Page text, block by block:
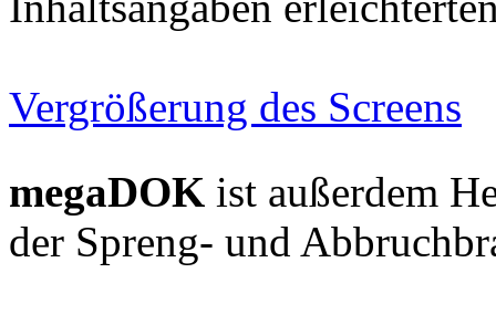
Vergrößerung des Screens
megaDOK ist außerdem
der Spreng- und